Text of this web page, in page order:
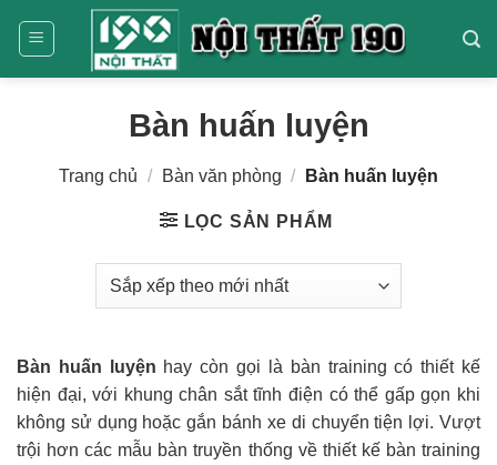
Bàn huấn luyện
Trang chủ / Bàn văn phòng / Bàn huấn luyện
LỌC SẢN PHẨM
Bàn huấn luyện hay còn gọi là bàn training có thiết kế
hiện đại, với khung chân sắt tĩnh điện có thể gấp gọn khi
không sử dụng hoặc gắn bánh xe di chuyển tiện lợi. Vượt
trội hơn các mẫu bàn truyền thống về thiết kế bàn training